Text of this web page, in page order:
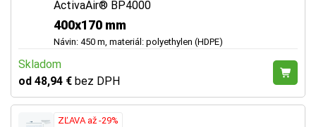
ActivaAir® BP4000
400x170 mm
Návin: 450 m, materiál: polyethylen (HDPE)
Skladom
od 48,94 € bez DPH
ZĽAVA až -29%